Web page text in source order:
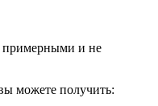
примерными и не
можете получить: